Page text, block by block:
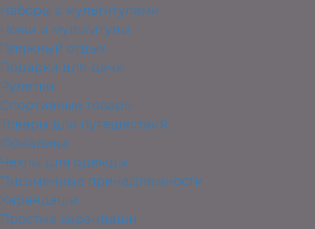
Наборы с мультитулами
Ножи и мультитулы
Пляжный отдых
Подарки для дачи
Рулетки
Спортивные товары
Товары для путешествий
Фонарики
Чехлы для одежды
Письменные принадлежности
Карандаши
Простые карандаши